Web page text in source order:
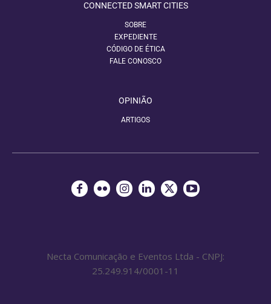
CONNECTED SMART CITIES
SOBRE
EXPEDIENTE
CÓDIGO DE ÉTICA
FALE CONOSCO
OPINIÃO
ARTIGOS
Necta Comunicação e Eventos Ltda - CNPJ:
25.249.914/0001-11